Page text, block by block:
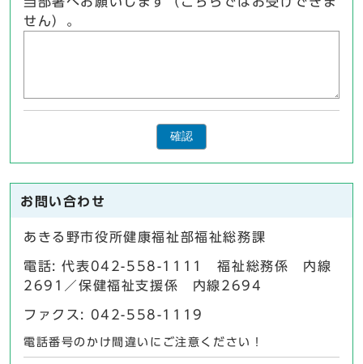
せん）。
確認
お問い合わせ
あきる野市役所健康福祉部福祉総務課
電話: 代表042-558-1111 福祉総務係 内線
2691／保健福祉支援係 内線2694
ファクス: 042-558-1119
電話番号のかけ間違いにご注意ください！